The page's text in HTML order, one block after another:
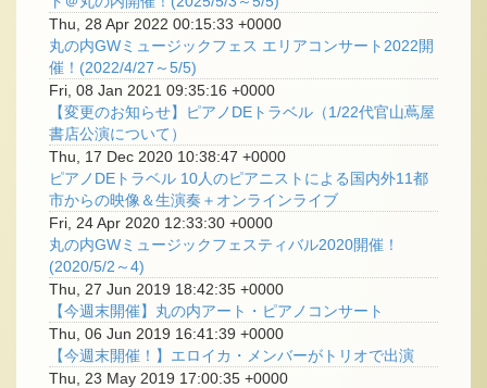
Thu, 28 Apr 2022 00:15:33 +0000
丸の内GWミュージックフェス エリアコンサート2022開
催！(2022/4/27～5/5)
Fri, 08 Jan 2021 09:35:16 +0000
【変更のお知らせ】ピアノDEトラベル（1/22代官山蔦屋
書店公演について）
Thu, 17 Dec 2020 10:38:47 +0000
ピアノDEトラベル 10人のピアニストによる国内外11都
市からの映像＆生演奏＋オンラインライブ
Fri, 24 Apr 2020 12:33:30 +0000
丸の内GWミュージックフェスティバル2020開催！
(2020/5/2～4)
Thu, 27 Jun 2019 18:42:35 +0000
【今週末開催】丸の内アート・ピアノコンサート
Thu, 06 Jun 2019 16:41:39 +0000
【今週末開催！】エロイカ・メンバーがトリオで出演
Thu, 23 May 2019 17:00:35 +0000